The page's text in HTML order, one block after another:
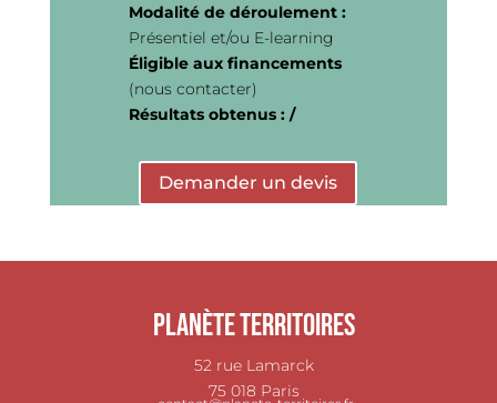
Modalité de déroulement :
Présentiel et/ou E-learning
Éligible aux financements
(nous contacter)
Résultats obtenus : /
Demander un devis
Planète Territoires
52 rue Lamarck
75 018 Paris